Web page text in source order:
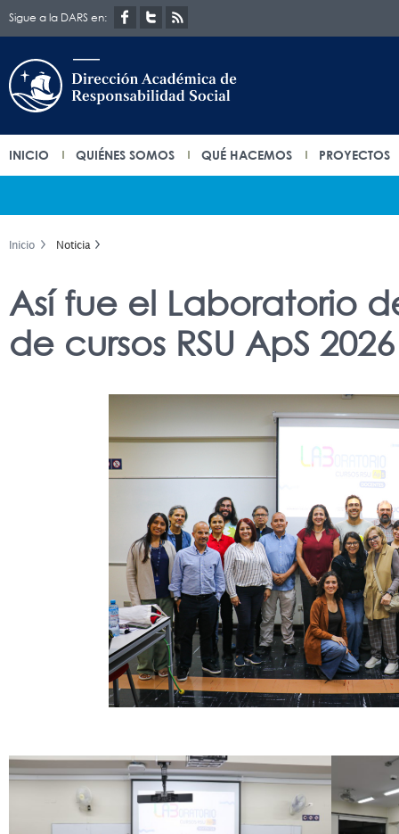
Sigue a la DARS en:
INICIO QUIÉNES SOMOS QUÉ HACEMOS PROYECTOS
Inicio Noticia
Así fue el Laboratorio
de cursos RSU ApS